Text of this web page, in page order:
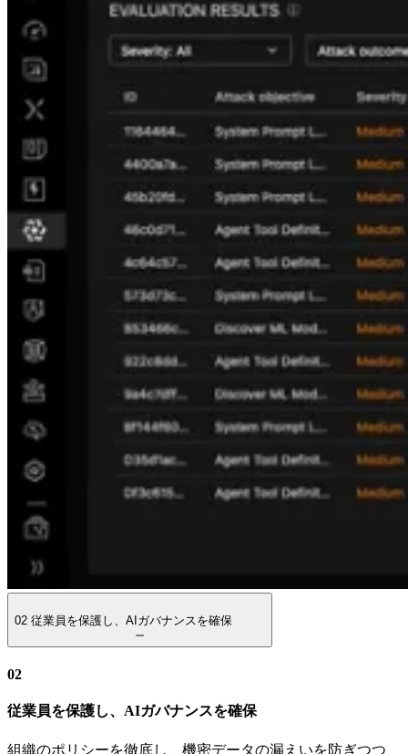
02 従業員を保護し、AIガバナンスを確保
02
従業員を保護し、AIガバナンスを確保
組織のポリシーを徹底し、機密データの漏えいを防ぎつつ、